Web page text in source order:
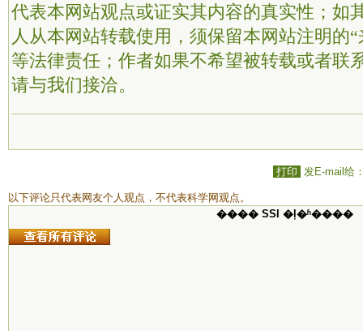
代表本网站观点或证实其内容的真实性；如
人从本网站转载使用，须保留本网站注明的
等法律责任；作者如果不希望被转载或者联
请与我们接洽。
打印 发E-mail给
以下评论只代表网友个人观点，不代表科学网观点。
���� SSI �ļ�ʱ����